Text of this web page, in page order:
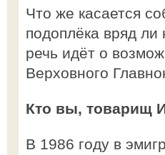
Что же касается
подоплёка вряд ли
речь идёт о
Верховного
Кто вы, товарищ
В 1986 году в